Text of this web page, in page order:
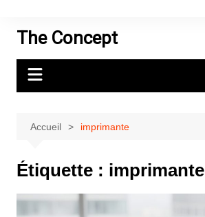
contenuThe Concept
Accueil imprimante
Étiquette : imprimante